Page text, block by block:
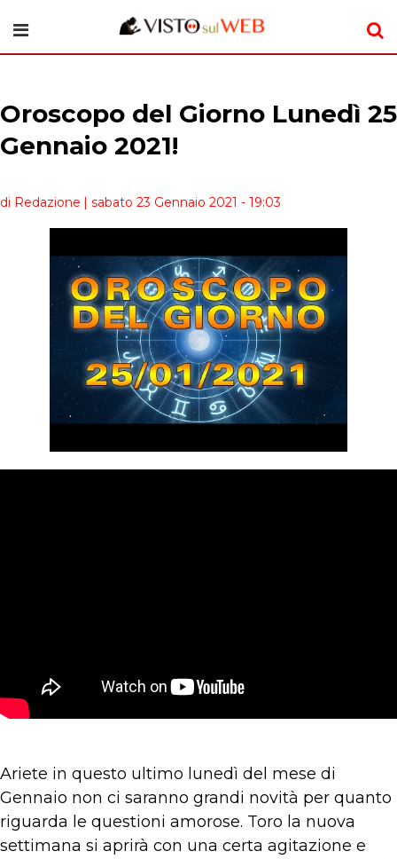
Oroscopo del Giorno Lunedì 25
Gennaio 2021!
di Redazione | sabato 23 Gennaio 2021 - 19:03
Ariete in questo ultimo lunedì del mese di
Gennaio non ci saranno grandi novità per quanto
riguarda le questioni amorose. Toro la nuova
settimana si aprirà con una certa agitazione e